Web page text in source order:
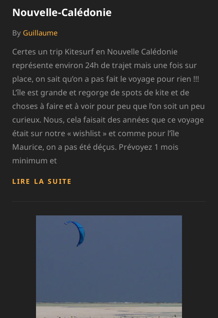
Nouvelle-Calédonie
By Guillaume
Certes un trip Kitesurf en Nouvelle Calédonie
représente environ 24h de trajet mais une fois sur
place, on sait qu’on a pas fait le voyage pour rien !!!
L’île est grande et regorge de spots de kite et de
choses à faire et à voir pour peu que l’on soit un peu
curieux. Nous, cela faisait des années que ce voyage
était sur notre « wishlist » et comme pour l’île
Maurice, on a pas été déçus. Prévoyez 1 mois
minimum et
LIRE LA SUITE